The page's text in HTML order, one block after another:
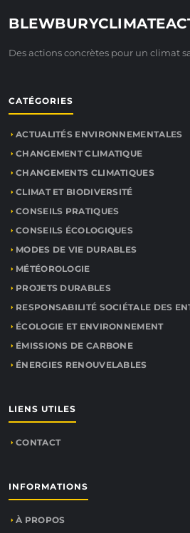
Des actions concrètes pour un climat
CATÉGORIES
ACTUALITÉS ENVIRONNEMENTALES
CHANGEMENT CLIMATIQUE
CHANGEMENTS CLIMATIQUES
CLIMAT ET BIODIVERSITÉ
CONSEILS PRATIQUES
CONSEILS ÉCOLOGIQUES
MODES DE VIE DURABLES
MÉTÉOROLOGIE
PROJETS DURABLES
RESPONSABILITÉ SOCIÉTALE DES
ÉCOLOGIE ET ENVIRONNEMENT
ÉMISSIONS DE CARBONE
ÉNERGIES RENOUVELABLES
LIENS UTILES
CONTACT
INFORMATIONS
À PROPOS